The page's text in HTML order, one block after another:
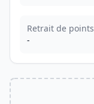
Retrait de points
-